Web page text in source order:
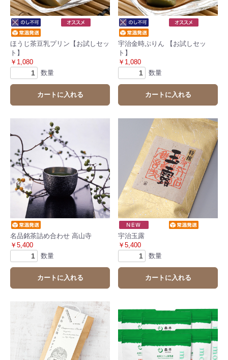
ほうじ茶豆乳プリン【お試しセッ
ト】
￥1,080
数量
カートに入れる
宇治金時ぷりん 【お試しセッ
ト】
￥1,080
数量
カートに入れる
名品銘茶詰め合わせ 高山寺
￥5,400
数量
カートに入れる
宇治玉露
￥5,400
数量
カートに入れる